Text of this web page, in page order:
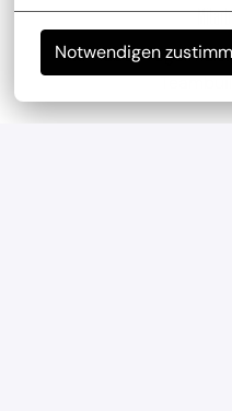
Notwendigen
wir haben